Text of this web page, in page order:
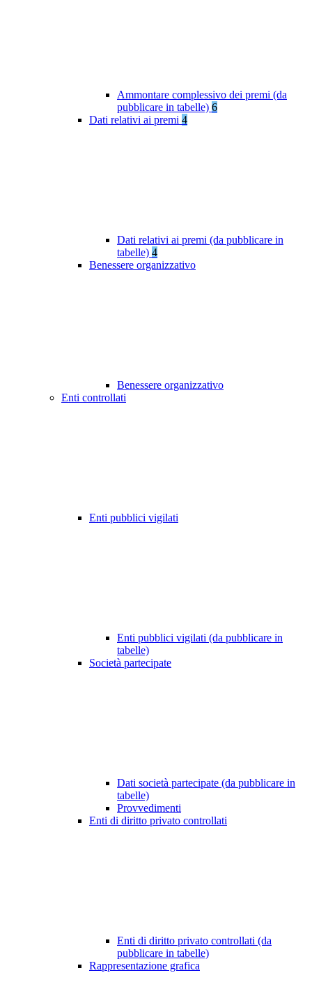
Ammontare complessivo dei premi (da
pubblicare in tabelle) 6
Dati relativi ai premi 4
Dati relativi ai premi (da pubblicare in
tabelle) 4
Benessere organizzativo
Benessere organizzativo
Enti controllati
Enti pubblici vigilati
Enti pubblici vigilati (da pubblicare in
tabelle)
Società partecipate
Dati società partecipate (da pubblicare in
tabelle)
Provvedimenti
Enti di diritto privato controllati
Enti di diritto privato controllati (da
pubblicare in tabelle)
Rappresentazione grafica